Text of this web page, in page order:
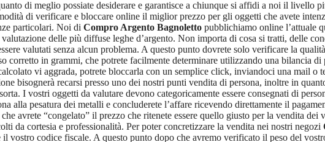
di meglio possiate desiderare e garantisce a chiunque si affidi a noi il livello
di verificare e bloccare online il miglior prezzo per gli oggetti che avete
particolari. Noi di Compro Argento Bagnoletto pubblichiamo online l’attuale
delle più diffuse leghe d’argento. Non importa di cosa si tratti, delle
valutati senza alcun problema. A questo punto dovrete solo verificare la
in grammi, che potrete facilmente determinare utilizzando una bilancia di
vi aggrada, potrete bloccarla con un semplice click, inviandoci una mail o
bisognerà recarsi presso uno dei nostri punti vendita di persona, inoltre in
I vostri oggetti da valutare devono categoricamente essere consegnati di
alla pesatura dei metalli e concluderete l’affare ricevendo direttamente il
avrete “congelato” il prezzo che ritenete essere quello giusto per la vendita
da cortesia e professionalità. Per poter concretizzare la vendita nei nostri negozi
vostro codice fiscale. A questo punto dopo che avremo verificato il peso del